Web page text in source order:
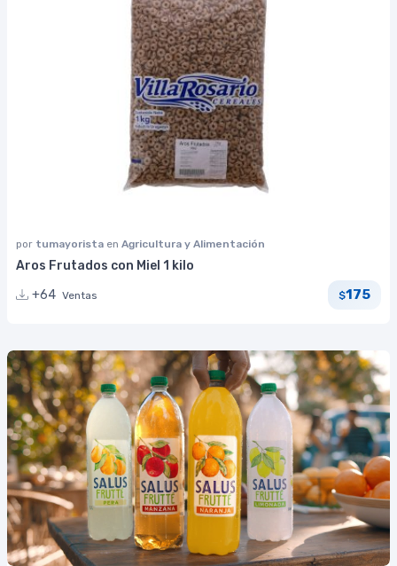
por tumayorista en Agricultura y Alimentación
Aros Frutados con Miel 1 kilo
+64 Ventas $175